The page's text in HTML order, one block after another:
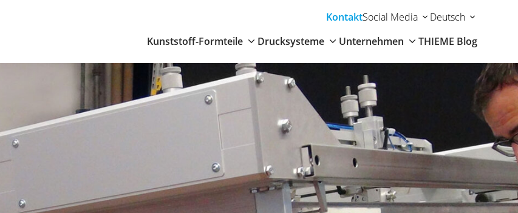
Kunststoff-Formteile Drucksysteme Unternehmen THIEME Blog
Kontakt Deutsch
Social Media